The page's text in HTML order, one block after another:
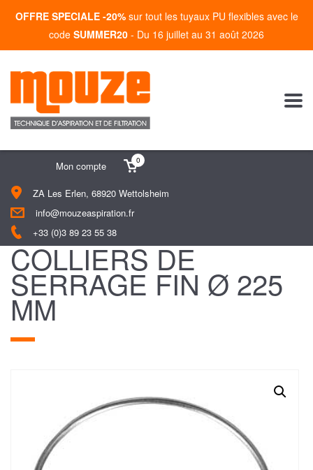
OFFRE SPECIALE -20% sur tout les tuyaux PU flexibles avec le
code SUMMER20 - Du 16 juillet au 31 août 2026
ZA Les Erlen, 68920 Wettolsheim
info@mouzeaspiration.fr
+33 (0)3 89 23 55 38
Mon compte 0
COLLIERS DE
SERRAGE FIN Ø 225
MM